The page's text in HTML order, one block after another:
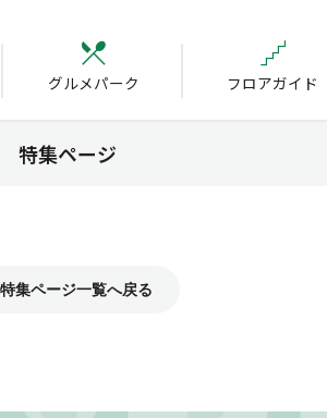
グルメパーク フロアガイド
特集ページ
特集ページ一覧へ戻る